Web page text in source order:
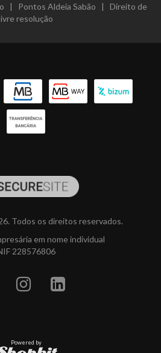
| Pontos Aldeia Sabão | Direito de
resolução
Todos os direitos reservados.
em nome individual
228576806
Powered by